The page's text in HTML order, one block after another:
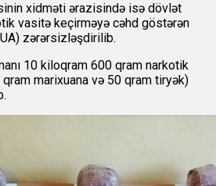
xidməti ərazisində isə dövlət
vasitə keçirməyə cəhd göstərən
zərərsizləşdirilib.
10 kiloqram 600 qram narkotik
marixuana və 50 qram tiryək)